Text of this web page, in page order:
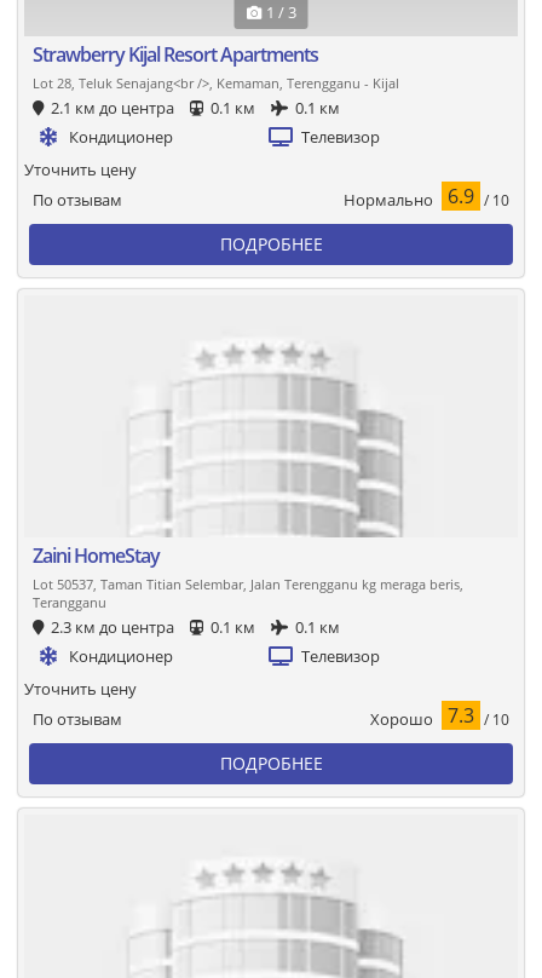
1 / 3
Strawberry Kijal Resort Apartments
Lot 28, Teluk Senajang<br />, Kemaman, Terengganu - Kijal
2.1 км до центра 0.1 км
0.1 км
Кондиционер
Телевизор
По отзывам Нормально 6.9 / 10
Уточнить цену
ПОДРОБНЕЕ
Zaini HomeStay
Lot 50537, Taman Titian Selembar, Jalan Terengganu kg meraga beris,
Terangganu
2.3 км до центра 0.1 км
0.1 км
Кондиционер
Телевизор
По отзывам Хорошо 7.3 / 10
Уточнить цену
ПОДРОБНЕЕ